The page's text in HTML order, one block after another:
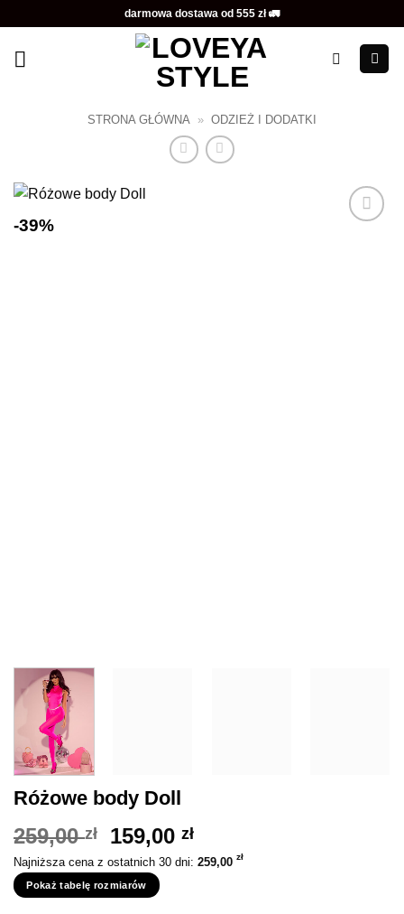
zawartości
darmowa dostawa od 555 zł 🚛
STRONA GŁÓWNA » ODZIEŻ I DODATKI
-39%
Różowe body Doll
259,00zł
Pierwotna
cena
wynosiła:
259,00 zł.
159,00złAktualna
cena
Najniższa cena z ostatnich 30 dni: 259,00 zł
Pokaż tabelę rozmiarów